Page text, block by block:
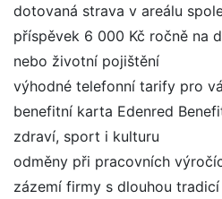
dotovaná strava v areálu
příspěvek 6 000 Kč ročně na
nebo životní pojištění
výhodné telefonní tarify pro
benefitní karta Edenred
zdraví, sport i kulturu
odměny při pracovních
zázemí firmy s dlouhou